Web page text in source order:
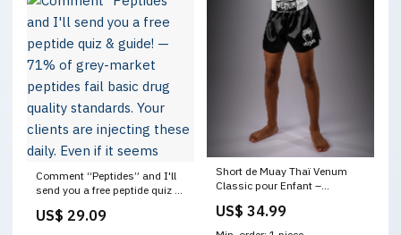
Comment “Peptides” and I'll
send you a free peptide quiz &
peptides fail basic drug
US$ 29.09
Short de Muay Thaï Venum
Classic pour Enfant –
VENUMCUSTOM-1392
US$ 34.99